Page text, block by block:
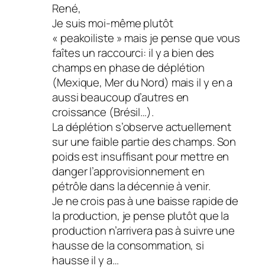
René,
Je suis moi-même plutôt
« peakoiliste » mais je pense que vous
faîtes un raccourci: il y a bien des
champs en phase de déplétion
(Mexique, Mer du Nord) mais il y en a
aussi beaucoup d’autres en
croissance (Brésil…).
La déplétion s’observe actuellement
sur une faible partie des champs. Son
poids est insuffisant pour mettre en
danger l’approvisionnement en
pétrôle dans la décennie à venir.
Je ne crois pas à une baisse rapide de
la production, je pense plutôt que la
production n’arrivera pas à suivre une
hausse de la consommation, si
hausse il y a…